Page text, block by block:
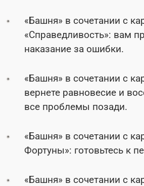
«Башня» в сочетании с
«Справедливость»: вам
наказание за ошибки.
«Башня» в сочетании с
вернете равновесие и
все проблемы позади.
«Башня» в сочетании с
Фортуны»: готовьтесь к
«Башня» в сочетании с